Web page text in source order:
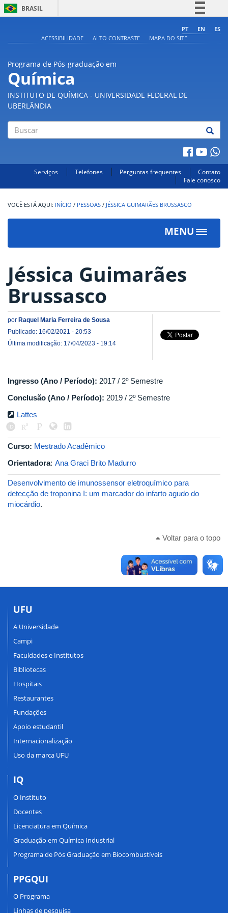
BRASIL
Comunica BR
PT EN
ES
ACESSIBILIDADE
ALTO CONTRASTE MAPA DO SITE
Programa de Pós-graduação em
Química
INSTITUTO DE QUÍMICA - UNIVERSIDADE FEDERAL DE
UBERLÂNDIA
Serviços Telefones Perguntas frequentes
Contato
Fale conosco
INÍCIO / PESSOAS / JÉSSICA GUIMARÃES BRUSSASCO
MENU
Toggle
Jéssica Guimarães
Brussasco
por Raquel Maria Ferreira de Sousa
Publicado: 16/02/2021 - 20:53
Última modificação: 17/04/2023 - 19:14
Ingresso (Ano / Período): 2017 / 2º Semestre
Conclusão (Ano / Período): 2019 / 2º Semestre
Lattes
Curso: Mestrado Acadêmico
Orientadora: Ana Graci Brito Madurro
Desenvolvimento de imunossensor eletroquímico para
detecção de troponina I: um marcador do infarto agudo do
miocárdio.
Voltar para o topo
UFU
A Universidade
Campi
Faculdades e Institutos
Bibliotecas
Hospitais
Restaurantes
Fundações
Apoio estudantil
Internacionalização
Uso da marca UFU
IQ
O Instituto
Docentes
Licenciatura em Química
Graduação em Química Industrial
Programa de Pós Graduação em Biocombustíveis
PPGQUI
O Programa
Linhas de pesquisa